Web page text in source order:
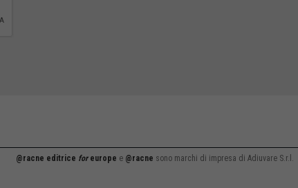
@racne editrice foreurope e @racne sono marchi di impresa di Adiuvare S.r.l.